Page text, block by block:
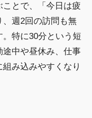
とで、「今日は疲
週2回の訪問も無
特に30分という短
中や昼休み、仕事
み込みやすくなり